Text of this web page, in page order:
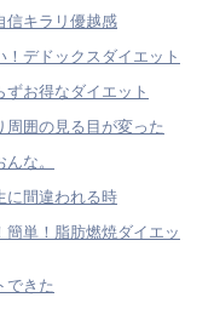
信キラリ優越感
デドックスダイエット
お得なダイエット
周囲の見る目が変った
な。
に間違われる時
単！脂肪燃焼ダイエッ
できた